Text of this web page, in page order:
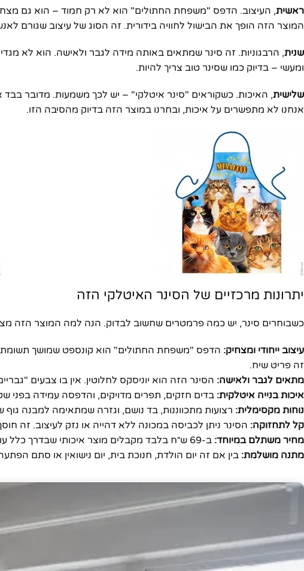
ראשית, העיצוב. הדפס "משפחת החתולים" הוא לא רק חמוד – הוא גם מצחיק,
המוצר הזה הופך את הבישול לחוויה בידורית. זה הסוג של עיצוב שגורם
שנית, הרבגוניות. זה סינר שמתאים באותה מידה לגבר ולאישה. הוא לא
ומעשי – בדיוק כמו שסינר טוב צריך להיות.
שלישית, האיכות. כשקוראים "סינר איטלקי" – יש לכך משמעות. מדובר
אנחנו לא מתפשרים על איכות, ובחרנו במוצר הזה בדיוק מהסיבה הזו.
יתרונות מרכזיים של הסינר האיטלקי הזה
כשבוחרים סינר, יש כמה פרמטרים שחשוב לבדוק. הנה למה המוצר הזה
עיצוב ייחודי ומצחיק: הדפס "משפחת החתולים" הוא קונספט שמושך תשומת
זה פריט שיח.
מתאים לגבר ולאישה: הסינר הזה הוא יוניסקס לחלוטין. אין בו צבעים
איכות בנייה איטלקית: בדים חזקים, תפרים מדויקים, והדפסה עמידה בפני
נוחות מקסימלית: רצועות מתכווננות, בד נושם, וגזרה שמתאימה למבנה
קל לתחזוקה: הסינר ניתן לכביסה במכונה ללא דהייה או נזק לעיצוב. זה
מחיר משתלם במיוחד: ב-69 ש״ח בלבד מקבלים מוצר איכותי שבדרך כלל עולה הרבה יותר אצל המתחרים.
מתנה מושלמת: בין אם זה יום הולדת, חנוכת בית, יום נישואין או סתם